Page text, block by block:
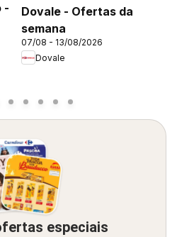
-
Dovale - Ofertas da
semana
07/08 - 13/08/2026
Dovale
especiais